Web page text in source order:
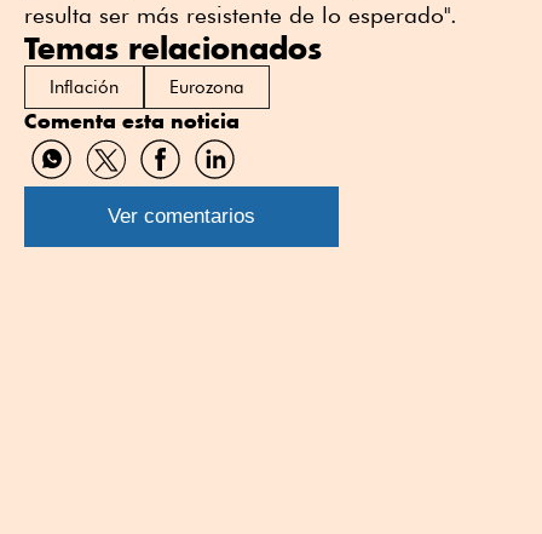
resulta ser más resistente de lo esperado".
Temas relacionados
Inflación Eurozona
Comenta esta noticia
Compartir
por
WhatsApp
Compartir
por
Twitter
Compartir
por
Facebook
Compartir
por
Linkedin
Ver comentarios